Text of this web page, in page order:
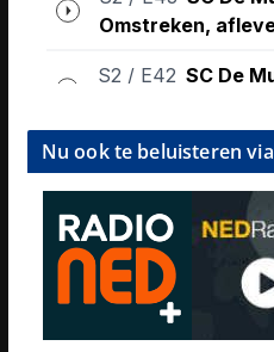
Nu ook te beluisteren via